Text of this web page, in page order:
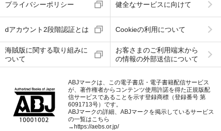
プライバシーポリシー 健全なサービスに向けて
dアカウント2段階認証とは Cookieの利用について
海賊版に関する取り組みに
ついて
お客さまのご利用端末から
の情報の外部送信について
ABJマークは、この電子書店・電子書籍配信サービス
が、著作権者からコンテンツ使用許諾を得た正規版配
信サービスであることを示す登録商標（登録番号 第
6091713号）です。
ABJマークの詳細、ABJマークを掲示しているサービス
の一覧はこちら
→ https://aebs.or.jp/